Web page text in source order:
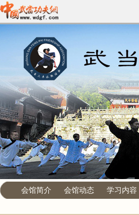
会馆简介 会馆动态 学习内容